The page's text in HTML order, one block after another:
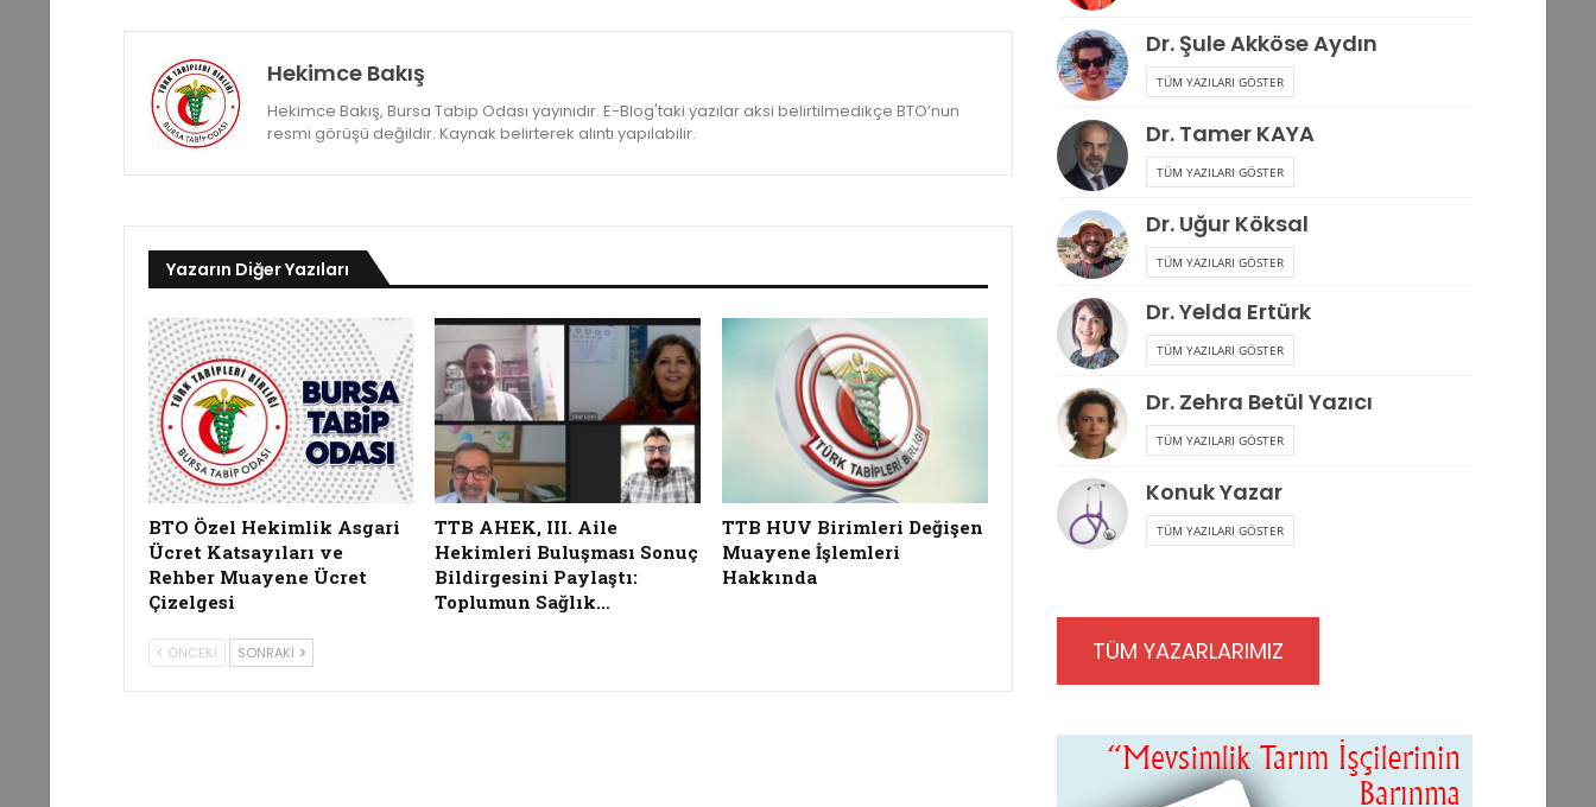
Hekimce Bakış
Hekimce Bakış, Bursa Tabip Odası yayınıdır. E-Blog'taki yazılar aksi belirtilmedikçe BTO’nun
resmi görüşü değildir. Kaynak belirterek alıntı yapılabilir.
Yazarın Diğer Yazıları
BTO Özel Hekimlik Asgari
Ücret Katsayıları ve
Rehber Muayene Ücret
Çizelgesi
TTB AHEK, III. Aile
Hekimleri Buluşması Sonuç
Bildirgesini Paylaştı:
Toplumun Sağlık…
TTB HUV Birimleri Değişen
Muayene İşlemleri
Hakkında
ÖNCEKI SONRAKI
Dr. Şule Akköse Aydın
TÜM YAZILARI GÖSTER
Dr. Tamer KAYA
TÜM YAZILARI GÖSTER
Dr. Uğur Köksal
TÜM YAZILARI GÖSTER
Dr. Yelda Ertürk
TÜM YAZILARI GÖSTER
Dr. Zehra Betül Yazıcı
TÜM YAZILARI GÖSTER
Konuk Yazar
TÜM YAZILARI GÖSTER
TÜM YAZARLARIMIZ